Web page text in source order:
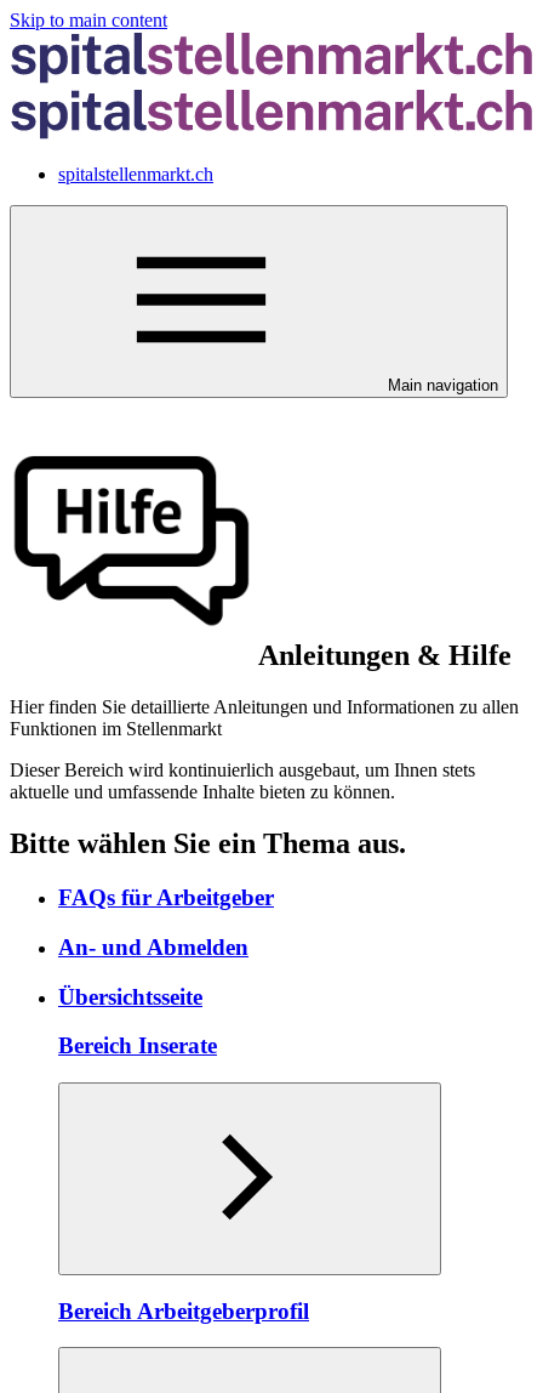
Skip to main content
spitalstellenmarkt.ch
Main navigation
Anleitungen & Hilfe
Hier finden Sie detaillierte Anleitungen und Informationen zu allen
Funktionen im Stellenmarkt
Dieser Bereich wird kontinuierlich ausgebaut, um Ihnen stets
aktuelle und umfassende Inhalte bieten zu können.
Bitte wählen Sie ein Thema aus.
FAQs für Arbeitgeber
An- und Abmelden
Übersichtsseite
Bereich Inserate
Bereich Arbeitgeberprofil